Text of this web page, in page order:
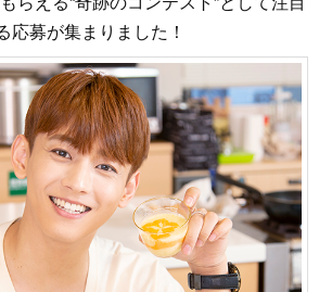
応募が集まりました！